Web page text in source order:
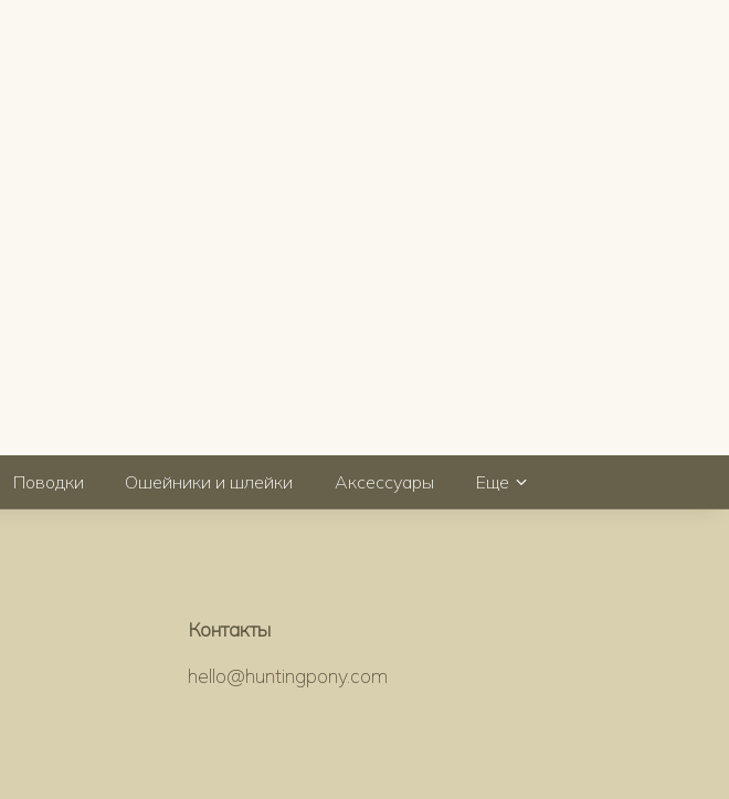
Поводки Ошейники и шлейки Аксессуары Еще
Контакты
hello@huntingpony.com